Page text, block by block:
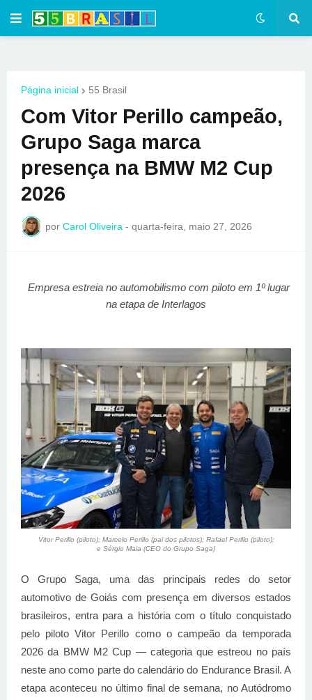
Página inicial 55 Brasil
Com Vitor Perillo campeão,
Grupo Saga marca
presença na BMW M2 Cup
2026
por Carol Oliveira - quarta-feira, maio 27, 2026
Empresa estreia no automobilismo com piloto em 1º lugar
na etapa de Interlagos
Vitor Perillo (piloto); Marcelo Perillo (pai dos pilotos); Rafael Perillo (piloto);
e Sérgio Maia (CEO do Grupo Saga)
O Grupo Saga, uma das principais redes do setor
automotivo de Goiás com presença em diversos estados
brasileiros, entra para a história com o título conquistado
pelo piloto Vitor Perillo como o campeão da temporada
2026 da BMW M2 Cup — categoria que estreou no país
neste ano como parte do calendário do Endurance Brasil. A
etapa aconteceu no último final de semana, no Autódromo